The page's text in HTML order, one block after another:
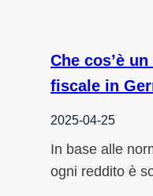
Che cos’è
fiscale in
2025-04-25
In base alle
ogni reddito è